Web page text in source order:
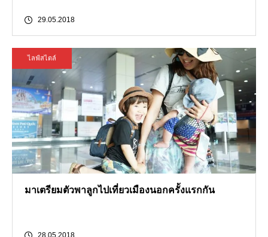
29.05.2018
ไลฟ์สไตล์
มาเตรียมตัวพาลูกไปเที่ยวเมืองนอกครั้งแรกกัน
28.05.2018